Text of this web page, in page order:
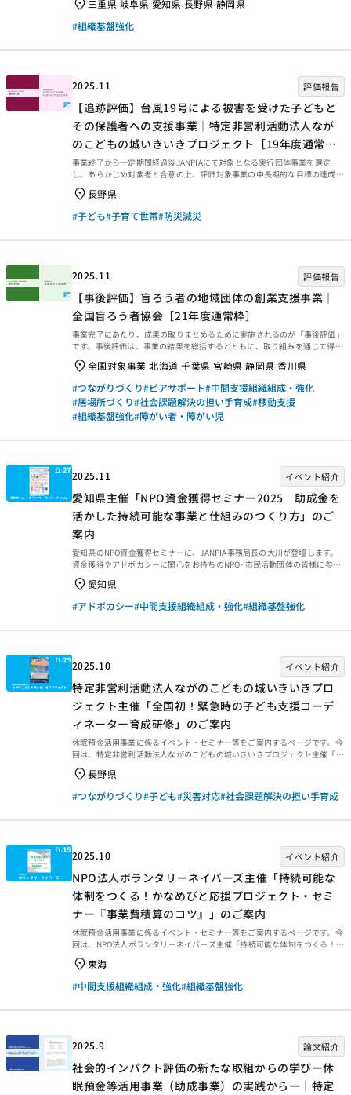
2018年にスタートしました。同基金は約10年間にわたり、地域の民間公益
活動を支えてきましたが、その成果を一過性のものにせず、より持続的な仕
組みとして発展させたいという思いから、CCFが立ち上がりました。 現在
題の解決に向き合う団体への資金的支援や人材育成支援などを行っていま
三重県 岐阜県 愛知県 長野県 静岡県
#組織基盤強化
2025.11 評価報告
【追跡評価】台風19号による被害を受けた子どもと
その保護者への支援事業｜特定非営利活動法人なが
のこどもの城いきいきプロジェクト［19年度通常
枠］
事業終了から一定期間経過後JANPIAにて対象となる実行団体事業を選定
し、あらかじめ対象者と合意の上、評価対象事業の中長期的な目標の達成や
波及効果などの確認、事業の価値の再発見のため外部評価者とJANPIAおよ
び資金分配団体による「協働型評価」である追跡評価を実施しています。今
回は、2019年度通常枠【台風19号による被害を受けた子どもとその保護者
への支援事業｜特定非営利活動法人ながのこどもの城いきいきプロジェク
事業終了から一定期間経過後、JANPIAにて対象となる実行団体事業を選定
長野県
#子ども#子育て世帯#防災減災
2025.11 評価報告
【事後評価】盲ろう者の地域団体の創業支援事業｜
全国盲ろう者協会［21年度通常枠］
事業完了にあたり、成果の取りまとめるために実施されるのが「事後評価」
です。事後評価は、事業の結果を総括するとともに、取り組みを通じて得ら
れた学びを今後に生かせるよう、提言や知見・教訓を整理するために行われ
ます。今回は、2025年3月末に事業完了した2021年度通常枠【盲ろう者の
地域団体の創業支援事業｜全国盲ろう者協会［21年度通常枠］】の事後評
価報告書をご紹介します。ぜひご覧ください。 事業概要等 事業概要など
は、以下のページからご覧ください。 事後評価報告 事後評価報告書は、以
下の外部リンクからご覧ください。 ・資金分配団体 ・実行団体 【事業
全国対象事業 北海道 千葉県 宮崎県 静岡県 香川県
#つながりづくり#ピアサポート#中間支援組織組成・強化
#居場所づくり#社会課題解決の担い手育成#移動支援
#組織基盤強化#障がい者・障がい児
2025.11 イベント紹介
愛知県主催「NPO資金獲得セミナー2025 助成金を
活かした持続可能な事業と仕組みのつくり方」のご
案内
愛知県のNPO資金獲得セミナーに、JANPIA事務局長の大川が登壇します。
資金獲得やアドボカシーに関心をお持ちのNPO·市民活動団体の皆様に参考
にしていただきたく紹介します。 NPO資金獲得セミナー2025助成金を活か
した持続可能な事業と仕組みのつくり方 休眠預金等活用制度をきっかけ
に、地域の課題解決や制度づくりにつながる助成金を活用した実践が各地で
広がっています。本セミナーでは、助成金を活かした持続可能な事業を発展
助成金を起点にクラウドファンディングなど新たな資金獲得の取り組みが広
愛知県
#アドボカシー#中間支援組織組成・強化#組織基盤強化
2025.10 イベント紹介
特定非営利活動法人ながのこどもの城いきいきプロ
ジェクト主催「全国初！緊急時の子ども支援コーデ
ィネーター育成研修」のご案内
休眠預金活用事業に係るイベント・セミナー等をご案内するページです。今
回は、特定非営利活動法人ながのこどもの城いきいきプロジェクト主催「全
国初！緊急時の子ども支援コーディネーター育成研修」を紹介します。
2023年度災害支援事業「緊急時の子ども支援に取り組む地域への災害ケー
スマネジメントのノウハウ移転事業」全国初！緊急時の子ども支援コーディ
ネーター育成研修 長野市緊急時における子ども支援ネットワークの取り組
県内外につなげる活動を行っています。今回、全国災害ボランティア支援団
長野県
#つながりづくり#子ども#災害対応#社会課題解決の担い手育成
2025.10 イベント紹介
NPO法人ボランタリーネイバーズ主催「持続可能な
体制をつくる！かなめびと応援プロジェクト・セミ
ナー『事業費積算のコツ』」のご案内
休眠預金活用事業に係るイベント・セミナー等をご案内するページです。今
回は、NPO法人ボランタリーネイバーズ主催「持続可能な体制をつくる！か
なめびと応援プロジェクト・セミナー『事業費積算のコツ』」を紹介しま
す。 持続可能な体制をつくる！かなめびと応援プロジェクト・セミナー「事
業費積算のコツ」 私たちNPOは、ずっと行政からの委託を安い価格で請け
負ってきました。しかし今、人口減少や物価の高騰などを背景に行政財源そ
むなかで、団体の持続可能性が揺らぎ、地域の大切なサービスがなくなって
東海
#中間支援組織組成・強化#組織基盤強化
2025.9 論文紹介
社会的インパクト評価の新たな取組からの学びー休
眠預金等活用事業（助成事業）の実践からー｜特定